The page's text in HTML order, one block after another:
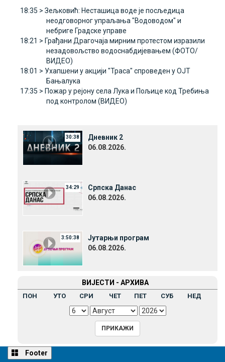
18:35 > Зељковић: Несташица воде је посљедица
неодговорног упраљања "Водоводом" и
небриге Градске управе
18:21 > Грађани Драгочаја мирним протестом изразили
незадовољство водоснабдијевањем (ФОТО/
ВИДЕО)
18:01 > Ухапшени у акцији "Траса" спроведен у ОЈТ
Бањалука
17:35 > Пожар у рејону села Лука и Пољице код Требиња
под контролом (ВИДЕО)
30:38
Дневник 2
06.08.2026.
34:29
Српска Данас
06.08.2026.
3:50:38
Јутарњи програм
06.08.2026.
ВИЈЕСТИ - АРХИВА
ПОН УТО СРИ ЧЕТ ПЕТ СУБ НЕД
Footer